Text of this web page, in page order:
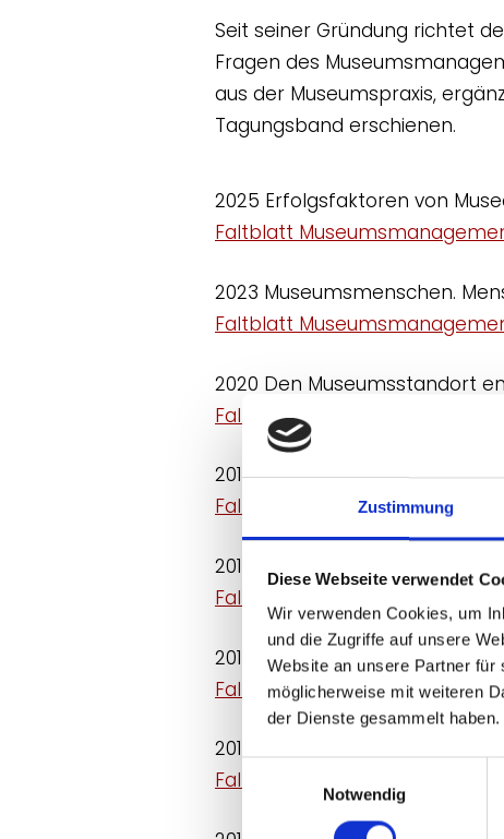
Zustimmung
Diese Webseite verwendet
Wir verwenden Cookies, um
und die Zugriffe auf unsere
Website an unsere Partner für
möglicherweise mit weiteren
der Dienste gesammelt haben.
Notwendig
Seit seiner Gründung richtet
Fragen des
aus der Museumspraxis,
Tagungsband erschienen.
2025 Erfolgsfaktoren von
Faltblatt
2023 Museumsmenschen.
Faltblatt
2020 Den Museumsstandort
Faltblatt
2018 Erfolg durch Personal.
Faltblatt
2016 Zwischen kulturellem
Faltblatt
2014 With a little help from
Faltblatt
2013 Neue Perspektiven.
Faltblatt